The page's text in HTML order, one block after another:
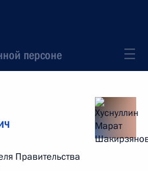
персоне
Правительства